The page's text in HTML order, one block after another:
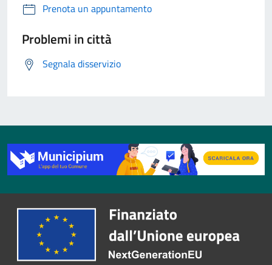
Prenota un appuntamento
Problemi in città
Segnala disservizio